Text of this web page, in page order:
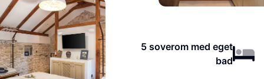
5 soverom med eget
bad